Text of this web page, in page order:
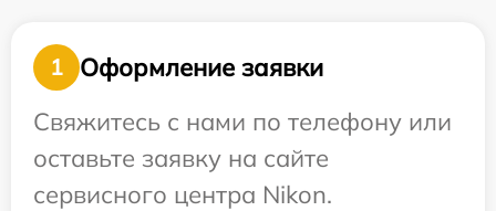
1
Оформление заявки
Свяжитесь с нами по телефону или
оставьте заявку на сайте
сервисного центра Nikon.